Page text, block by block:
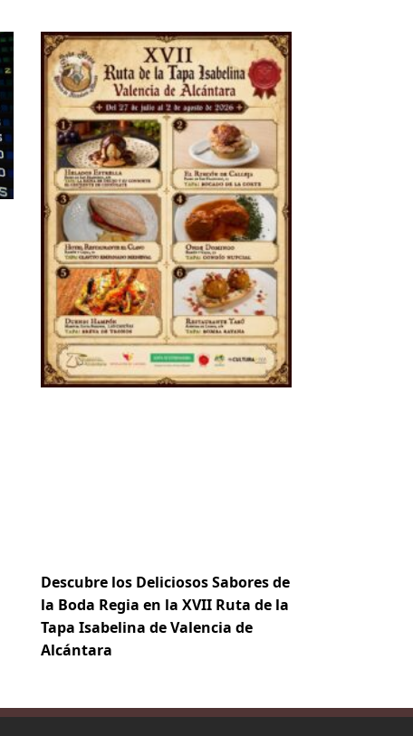
Descubre los Deliciosos Sabores de
la Boda Regia en la XVII Ruta de la
Tapa Isabelina de Valencia de
Alcántara